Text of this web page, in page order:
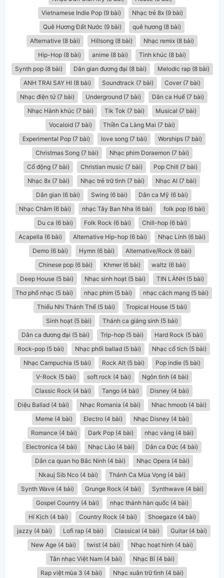
Vietnamese Indie Pop (9 bài)
Nhạc trẻ 8x (9 bài)
Quê Hương Đất Nước (9 bài)
quê hương (8 bài)
Afternative (8 bài)
Hillsong (8 bài)
Nhạc remix (8 bài)
Hip-Hop (8 bài)
anime (8 bài)
Tình khúc (8 bài)
Synth pop (8 bài)
Dân gian đương đại (8 bài)
Melodic rap (8 bài)
ANH TRAI SAY HI (8 bài)
Soundtrack (7 bài)
Cover (7 bài)
Nhạc điện tử (7 bài)
Underground (7 bài)
Dân ca Huế (7 bài)
Nhạc Hành khúc (7 bài)
Tik Tok (7 bài)
Musical (7 bài)
Vocaloid (7 bài)
Thiền Ca Làng Mai (7 bài)
Experimental Pop (7 bài)
love song (7 bài)
Worships (7 bài)
Christmas Song (7 bài)
Nhạc phim Doraemon (7 bài)
Cổ động (7 bài)
Christian music (7 bài)
Pop Chill (7 bài)
Nhạc 8x (7 bài)
Nhạc trẻ trữ tình (7 bài)
Nhạc AI (7 bài)
Dân gian (6 bài)
Swing (6 bài)
Dân ca Mỹ (6 bài)
Nhạc Chăm (6 bài)
nhạc Tây Ban Nha (6 bài)
folk pop (6 bài)
Du ca (6 bài)
Folk Rock (6 bài)
Chill-hop (6 bài)
Acapella (6 bài)
Alternative Hip-hop (6 bài)
Nhạc Lính (6 bài)
Demo (6 bài)
Hymn (6 bài)
Alternative/Rock (6 bài)
Chinese pop (6 bài)
Khmer (6 bài)
waltz (6 bài)
Deep House (5 bài)
Nhạc sinh hoạt (5 bài)
TIN LÀNH (5 bài)
Thơ phổ nhạc (5 bài)
nhạc phim (5 bài)
nhạc cách mạng (5 bài)
Thiếu Nhi Thánh Thể (5 bài)
Tropical House (5 bài)
Sinh hoạt (5 bài)
Thánh ca giáng sinh (5 bài)
Dân ca đương đại (5 bài)
Trip-hop (5 bài)
Hard Rock (5 bài)
Rock-pop (5 bài)
Nhạc phối ballad (5 bài)
Nhạc cổ tích (5 bài)
Nhạc Campuchia (5 bài)
Rock Alt (5 bài)
Pop indie (5 bài)
V-Rock (5 bài)
soft rock (4 bài)
Ngôn tình (4 bài)
Classic Rock (4 bài)
Tango (4 bài)
Disney (4 bài)
Điệu Ballad (4 bài)
Nhạc Romania (4 bài)
Nhac hmoob (4 bài)
Meme (4 bài)
Electro (4 bài)
Nhạc Disney (4 bài)
Romance (4 bài)
Dark Pop (4 bài)
nhạc vàng (4 bài)
Electronica (4 bài)
Nhạc Lào (4 bài)
Dân ca Đức (4 bài)
Dân ca quan họ Bắc Ninh (4 bài)
Nhạc Opera (4 bài)
Nkauj Sib Nco (4 bài)
Thánh Ca Mùa Vọng (4 bài)
Synth Wave (4 bài)
Grunge Rock (4 bài)
Synthwave (4 bài)
Gospel Country (4 bài)
nhạc thánh hàn quốc (4 bài)
Hí Kịch (4 bài)
Country Rock (4 bài)
Shoegaze (4 bài)
jazzy (4 bài)
Lofi rap (4 bài) Classical (4 bài)
Guitar (4 bài)
New Age (4 bài)
twist (4 bài)
Nhạc hoạt hình (4 bài)
Tân nhạc Việt Nam (4 bài)
Nhạc Bỉ (4 bài)
Rap việt mùa 3 (4 bài)
Nhạc xuân trữ tình (4 bài)